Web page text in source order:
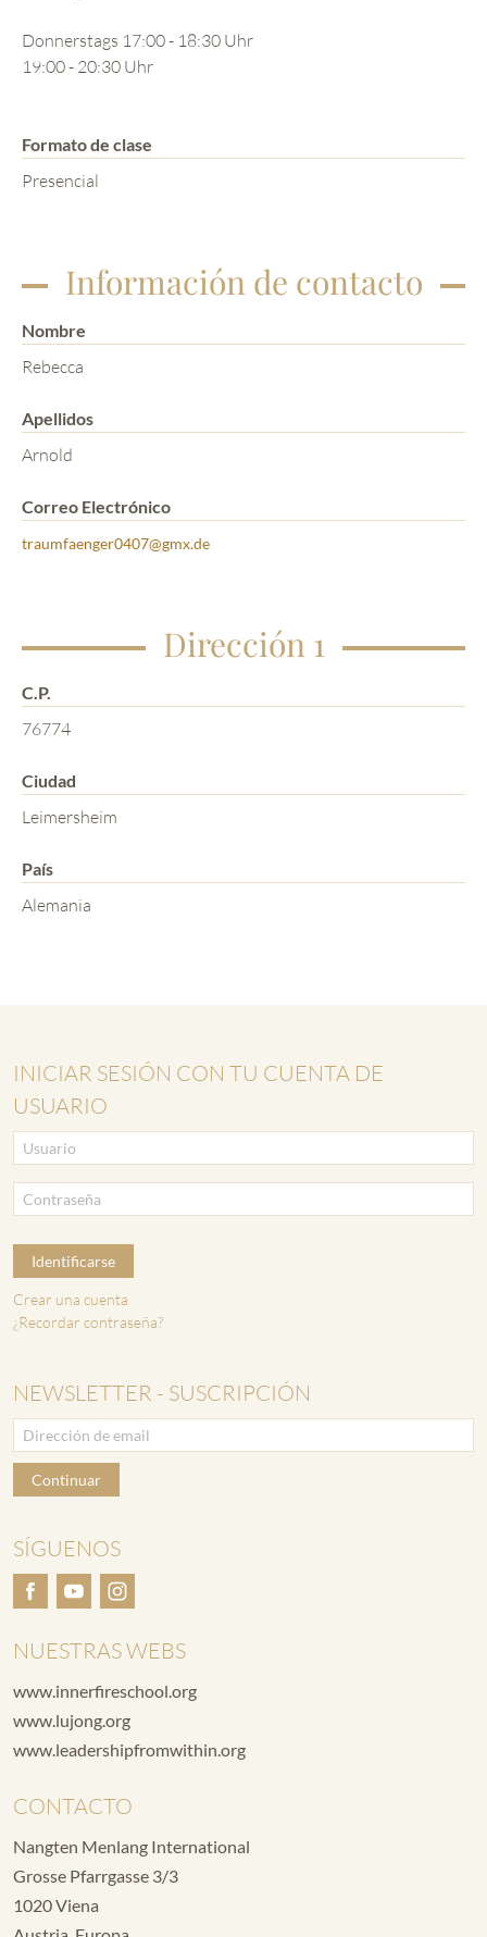
Donnerstags 17:00 - 18:30 Uhr
19:00 - 20:30 Uhr
Formato de clase
Presencial
Información de contacto
Nombre
Rebecca
Apellidos
Arnold
Correo Electrónico
traumfaenger0407@gmx.de
Dirección 1
C.P.
76774
Ciudad
Leimersheim
País
Alemania
INICIAR SESIÓN CON TU CUENTA DE
USUARIO
Identificarse
Crear una cuenta
¿Recordar contraseña?
NEWSLETTER - SUSCRIPCIÓN
Continuar
SÍGUENOS
NUESTRAS WEBS
www.innerfireschool.org
www.lujong.org
www.leadershipfromwithin.org
CONTACTO
Nangten Menlang International
Grosse Pfarrgasse 3/3
1020 Viena